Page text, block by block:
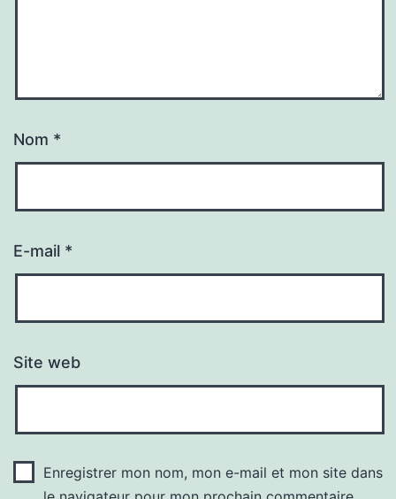
Nom *
E-mail *
Site web
Enregistrer mon nom, mon e-mail et mon site dans